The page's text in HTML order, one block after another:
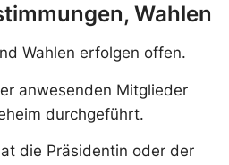
Wahlen
Wahlen erfolgen offen.
anwesenden Mitglieder
durchgeführt.
die Präsidentin oder der